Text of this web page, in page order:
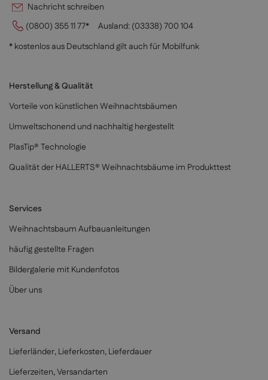
Nachricht schreiben
(0800) 355 11 77*
Ausland: (03338) 700 104
* kostenlos aus Deutschland gilt auch für Mobilfunk
Herstellung & Qualität
Vorteile von künstlichen Weihnachtsbäumen
Umweltschonend und nachhaltig hergestellt
PlasTip® Technologie
Qualität der HALLERTS® Weihnachtsbäume im Produkttest
Services
Weihnachtsbaum Aufbauanleitungen
häufig gestellte Fragen
Bildergalerie mit Kundenfotos
Über uns
Versand
Lieferländer, Lieferkosten, Lieferdauer
Lieferzeiten, Versandarten